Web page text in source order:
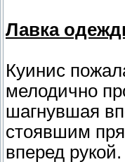
Лавка
Куинис
мелодично
шагнувшая
стоявшим
вперед рукой.